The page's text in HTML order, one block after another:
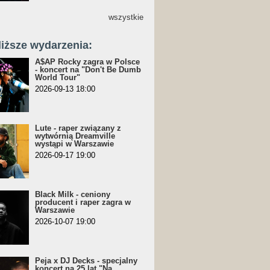
wszystkie
wydarzenia:
A$AP Rocky zagra w Polsce
- koncert na "Don't Be Dumb
World Tour"
2026-09-13 18:00
Lute - raper związany z
wytwórnią Dreamville
wystąpi w Warszawie
2026-09-17 19:00
Black Milk - ceniony
producent i raper zagra w
Warszawie
2026-10-07 19:00
Peja x DJ Decks - specjalny